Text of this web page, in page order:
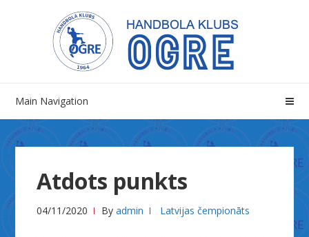
navigation
content
Main Navigation
Atdots punkts
04/11/2020 Byadmin Latvijas čempionāts